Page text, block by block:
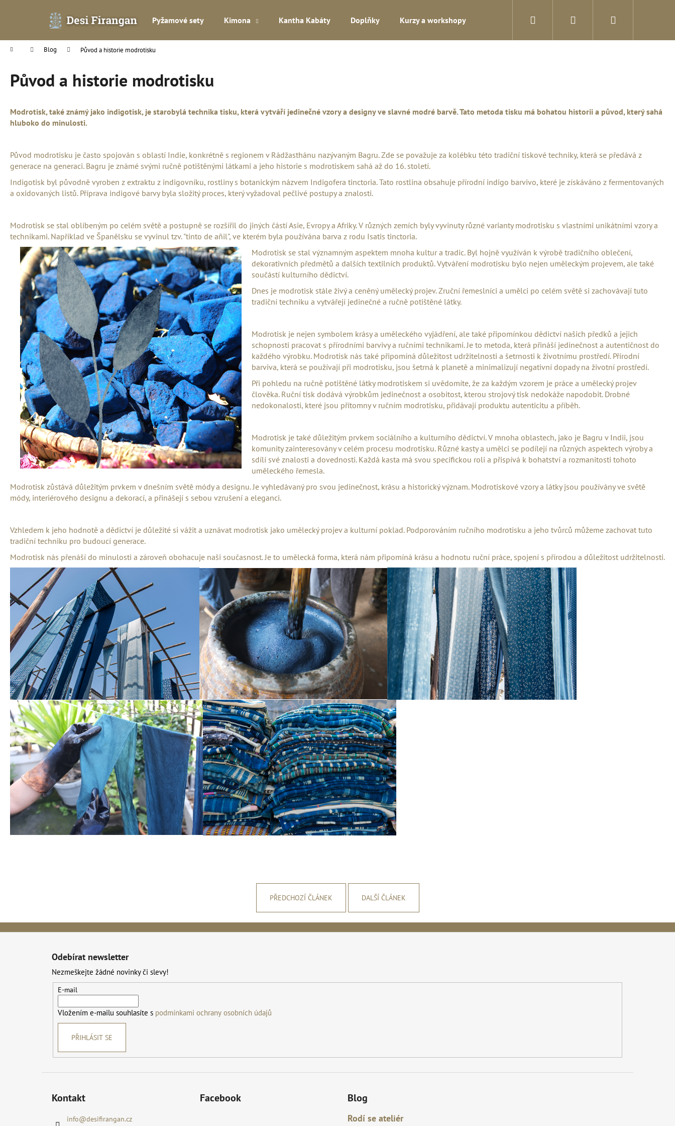
Pyžamové sety Kimona Kantha Kabáty Doplňky Kurzy a workshopy Kontakty Přihlášení
Domů Blog Původ a historie modrotisku
Původ a historie modrotisku
Modrotisk, také známý jako indigotisk, je starobylá technika tisku, která vytváří jedinečné vzory a designy ve slavné modré barvě. Tato metoda tisku má bohatou historii a původ, který sahá
hluboko do minulosti.
Původ modrotisku je často spojován s oblastí Indie, konkrétně s regionem v Rádžasthánu nazývaným Bagru. Zde se považuje za kolébku této tradiční tiskové techniky, která se předává z
generace na generaci. Bagru je známé svými ručně potištěnými látkami a jeho historie s modrotiskem sahá až do 16. století.
Indigotisk byl původně vyroben z extraktu z indigovníku, rostliny s botanickým názvem Indigofera tinctoria. Tato rostlina obsahuje přírodní indigo barvivo, které je získáváno z fermentovaných
a oxidovaných listů. Příprava indigové barvy byla složitý proces, který vyžadoval pečlivé postupy a znalosti.
Modrotisk se stal oblíbeným po celém světě a postupně se rozšířil do jiných částí Asie, Evropy a Afriky. V různých zemích byly vyvinuty různé varianty modrotisku s vlastními unikátními vzory a
technikami. Například ve Španělsku se vyvinul tzv. "tinto de añil", ve kterém byla používána barva z rodu Isatis tinctoria.
Modrotisk se stal významným aspektem mnoha kultur a tradic. Byl hojně využíván k výrobě tradičního oblečení,
dekorativních předmětů a dalších textilních produktů. Vytváření modrotisku bylo nejen uměleckým projevem, ale také
součástí kulturního dědictví.
Dnes je modrotisk stále živý a ceněný umělecký projev. Zruční řemeslníci a umělci po celém světě si zachovávají tuto
tradiční techniku a vytvářejí jedinečné a ručně potištěné látky.
Modrotisk je nejen symbolem krásy a uměleckého vyjádření, ale také připomínkou dědictví našich předků a jejich
schopnosti pracovat s přírodními barvivy a ručními technikami. Je to metoda, která přináší jedinečnost a autentičnost do
každého výrobku. Modrotisk nás také připomíná důležitost udržitelnosti a šetrnosti k životnímu prostředí. Přírodní
barviva, která se používají při modrotisku, jsou šetrná k planetě a minimalizují negativní dopady na životní prostředí.
Při pohledu na ručně potištěné látky modrotiskem si uvědomíte, že za každým vzorem je práce a umělecký projev
člověka. Ruční tisk dodává výrobkům jedinečnost a osobitost, kterou strojový tisk nedokáže napodobit. Drobné
nedokonalosti, které jsou přítomny v ručním modrotisku, přidávají produktu autenticitu a příběh.
Modrotisk je také důležitým prvkem sociálního a kulturního dědictví. V mnoha oblastech, jako je Bagru v Indii, jsou
komunity zainteresovány v celém procesu modrotisku. Různé kasty a umělci se podílejí na různých aspektech výroby a
sdílí své znalosti a dovednosti. Každá kasta má svou specifickou roli a přispívá k bohatství a rozmanitosti tohoto
uměleckého řemesla.
Modrotisk zůstává důležitým prvkem v dnešním světě módy a designu. Je vyhledávaný pro svou jedinečnost, krásu a historický význam. Modrotiskové vzory a látky jsou používány ve světě
módy, interiérového designu a dekorací, a přinášejí s sebou vzrušení a eleganci.
Vzhledem k jeho hodnotě a dědictví je důležité si vážit a uznávat modrotisk jako umělecký projev a kulturní poklad. Podporováním ručního modrotisku a jeho tvůrců můžeme zachovat tuto
tradiční techniku pro budoucí generace.
Modrotisk nás přenáší do minulosti a zároveň obohacuje naši současnost. Je to umělecká forma, která nám připomíná krásu a hodnotu ruční práce, spojení s přírodou a důležitost udržitelnosti.
PŘEDCHOZÍ ČLÁNEK DALŠÍ ČLÁNEK
í
Zpět
do
Zpět
do
DLOUHÉ KIMONO ČERNÉ ESO
2 500 Kč
HALENKA KIMONO LÍSTEK A LÍSTEK
1 500 Kč
ZELENÉ PYŽAMO SAFARI SE ZVÍŘECÍM
POTISKEM
1 500 Kč
Odebírat newsletter
Nezmeškejte žádné novinky či slevy!
E-mail
Vložením e-mailu souhlasíte s podmínkami ochrany osobních údajů
PŘIHLÁSIT SE
Kontakt
info@desifirangan.cz
Facebook Blog
Rodí se ateliér